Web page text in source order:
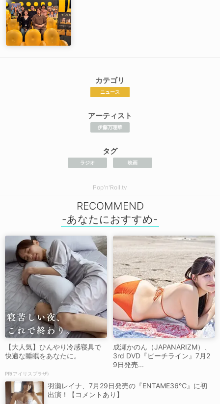
カテゴリ
ニュース
アーティスト
伊藤万理華
タグ
ラジオ 映画
Pop'n'Roll.tv
RECOMMEND
【大人気】ひんやり冷感寝具で
快適な睡眠をあなたに。
PR(アイリスプラザ)
成瀬かのん（JAPANARIZM）、
3rd DVD『ピーチライン』7月2
9日発売...
羽瀬レイナ、7月29日発売の『ENTAME36℃』に初
出演！【コメントあり】